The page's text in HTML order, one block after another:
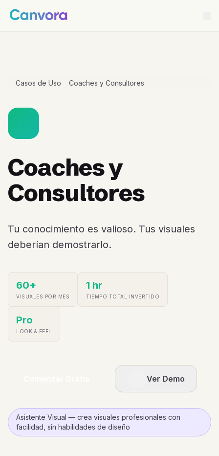
Casos de Uso Coaches y Consultores
Coaches y
Consultores
Tu conocimiento es valioso. Tus visuales
deberían demostrarlo.
60+
VISUALES POR MES
1 hr
TIEMPO TOTAL INVERTIDO
Pro
LOOK & FEEL
Ver Demo
Asistente Visual — crea visuales profesionales con
facilidad, sin habilidades de diseño